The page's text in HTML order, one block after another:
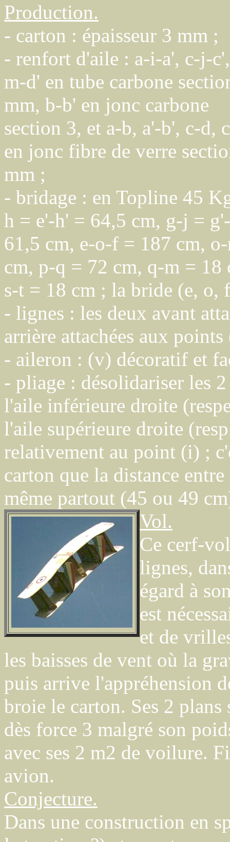
Production.
- carton : épaisseur 3 mm ;
- renfort d'aile : a-i-a', c-j-
m-d' en tube carbone
mm, b-b' en jonc carbone
section 3, et a-b, a'-b', c-d,
en jonc fibre de verre
mm ;
- bridage : en Topline 45
h = e'-h' = 64,5 cm, g-j =
61,5 cm, e-o-f = 187 cm,
cm, p-q = 72 cm, q-m =
s-t = 18 cm ; la bride (e, o,
- lignes : les deux avant
arrière attachées aux
- aileron : (v) décoratif et
- pliage : désolidariser les
l'aile inférieure droite
l'aile supérieure droite
relativement au point (i) ;
carton que la distance
même partout (45 ou 49
Vol.
Ce cerf-
lignes,
égard à
est
et de
les baisses de vent où la
puis arrive l'appréhension
broie le carton. Ses 2
dès force 3 malgré son
avec ses 2 m2 de voilure.
avion.
Conjecture.
Dans une construction en